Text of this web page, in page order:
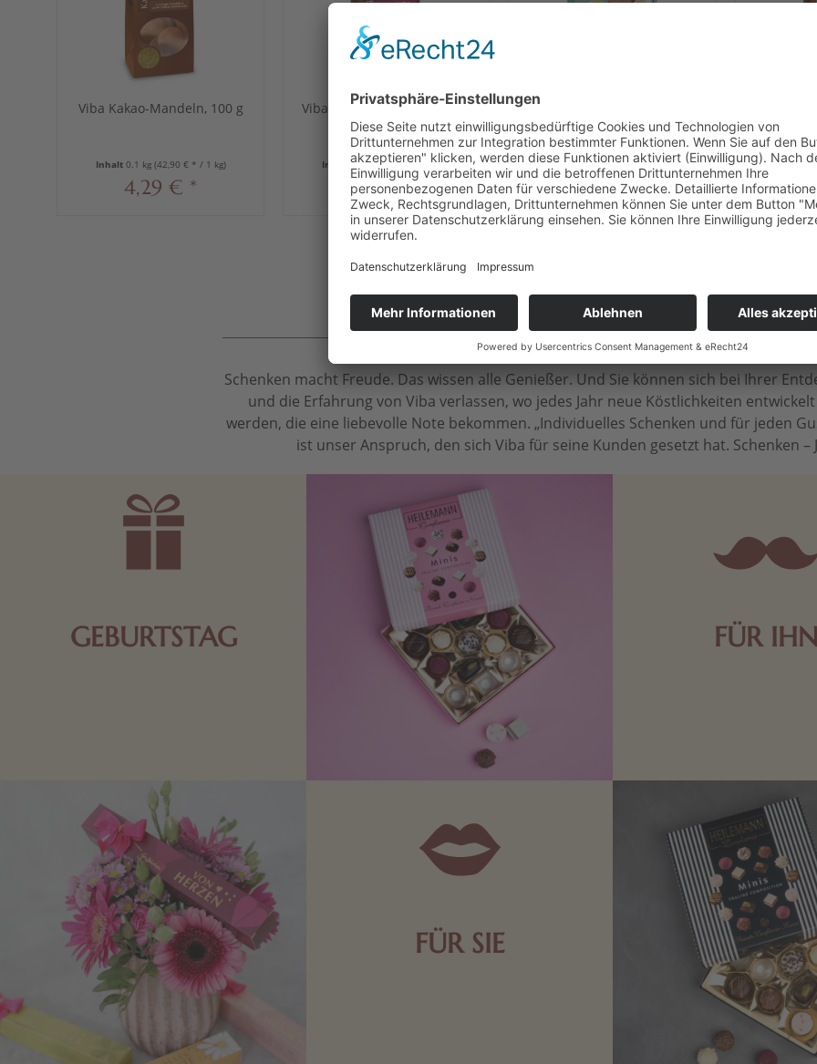
Viba Kakao-Mandeln, 100 g
Inhalt 0.1 kg (42,90 € * / 1 kg)
4,29 € *
Viba Winter-Mandeln, 100 g
Inhalt0.1 kg(42,90 € * / 1 kg)
4,29 € *
Viba Kokos Nougat Beutel,
100 g
Inhalt0.1 kg(39,90 € * / 1 kg)
3,99 € *
Viba
Inhalt
GESCHENKIDEEN FÜR JEDEN
Schenken macht Freude. Das wissen alle Genießer. Und Sie können sich bei Ihrer
und die Erfahrung von Viba verlassen, wo jedes Jahr neue Köstlichkeiten
werden, die eine liebevolle Note bekommen. „Individuelles Schenken und für jeden
ist unser Anspruch, den sich Viba für seine Kunden gesetzt hat. Schenken –
GEBURTSTAG FÜR IHN
FÜR SIE